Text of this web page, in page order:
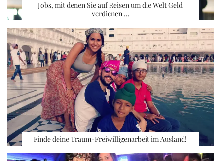
Jobs, mit denen Sie auf Reisen um die Welt Geld
verdienen …
Finde deine Traum-Freiwilligenarbeit im Ausland!